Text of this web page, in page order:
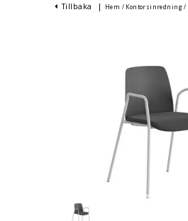
Tillbaka | Hem / Kontorsinredning /